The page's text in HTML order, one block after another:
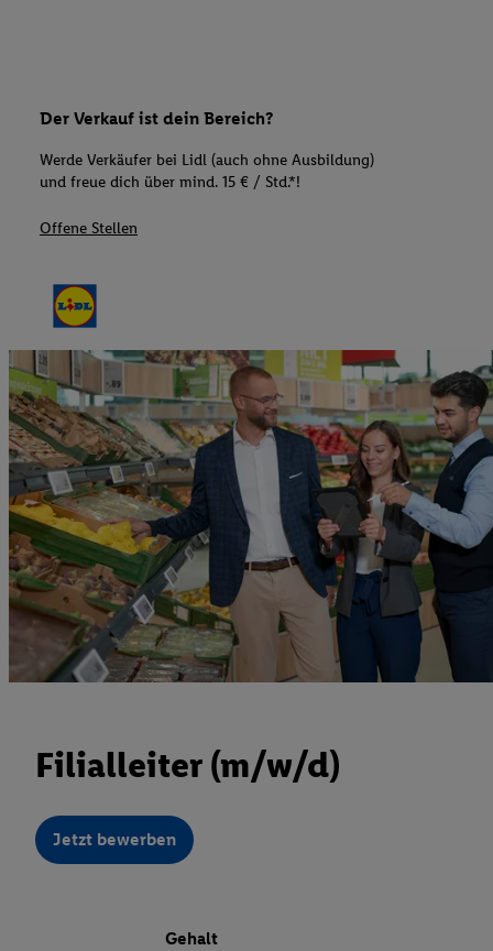
Der Verkauf ist dein Bereich?
Werde Verkäufer bei Lidl (auch ohne Ausbildung)
und freue dich über mind. 15 € / Std.*!
Offene Stellen
Filialleiter (m/w/d)
Jetzt bewerben
Gehalt